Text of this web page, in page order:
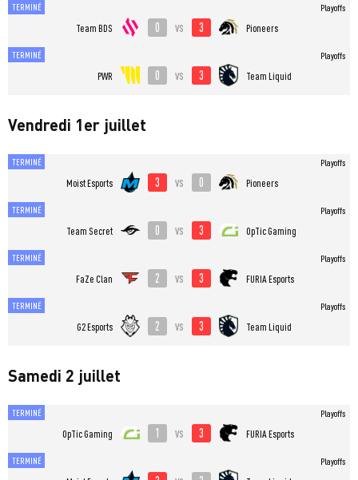
TERMINÉ
Team BDS 0 vs 3 Pioneers
Playoffs
TERMINÉ
PWR 0 vs 3 Team Liquid
Playoffs
Vendredi 1er juillet
TERMINÉ
Moist Esports 3 vs 0 Pioneers
Playoffs
TERMINÉ
Team Secret 0 vs 3 OpTic Gaming
Playoffs
TERMINÉ
FaZe Clan 2 vs 3 FURIA Esports
Playoffs
TERMINÉ
G2 Esports 2 vs 3 Team Liquid
Playoffs
Samedi 2 juillet
TERMINÉ
OpTic Gaming 1 vs 3 FURIA Esports
Playoffs
TERMINÉ Playoffs